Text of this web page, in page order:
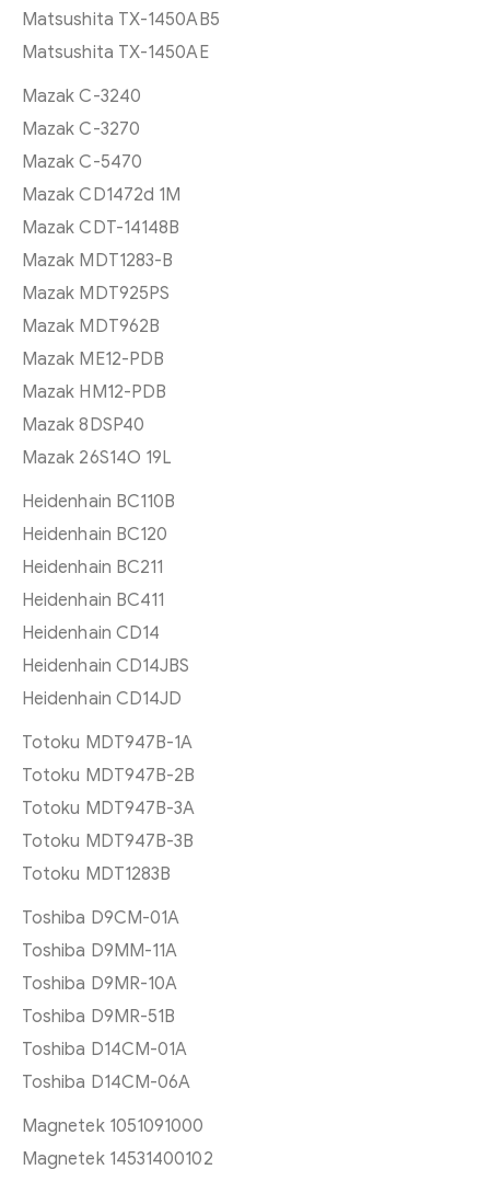
Matsushita TX-1450AB5
Matsushita TX-1450AE
Mazak C-3240
Mazak C-3270
Mazak C-5470
Mazak CD1472d 1M
Mazak CDT-14148B
Mazak MDT1283-B
Mazak MDT925PS
Mazak MDT962B
Mazak ME12-PDB
Mazak HM12-PDB
Mazak 8DSP40
Mazak 26S14O 19L
Heidenhain BC110B
Heidenhain BC120
Heidenhain BC211
Heidenhain BC411
Heidenhain CD14
Heidenhain CD14JBS
Heidenhain CD14JD
Totoku MDT947B-1A
Totoku MDT947B-2B
Totoku MDT947B-3A
Totoku MDT947B-3B
Totoku MDT1283B
Toshiba D9CM-01A
Toshiba D9MM-11A
Toshiba D9MR-10A
Toshiba D9MR-51B
Toshiba D14CM-01A
Toshiba D14CM-06A
Magnetek 1051091000
Magnetek 14531400102